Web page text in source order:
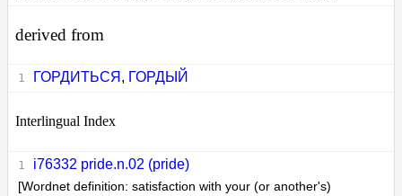
derived from
ГОРДИТЬСЯ , ГОРДЫЙ
Interlingual Index
i76332 pride.n.02 (pride)
[Wordnet definition: satisfaction with your (or another's)